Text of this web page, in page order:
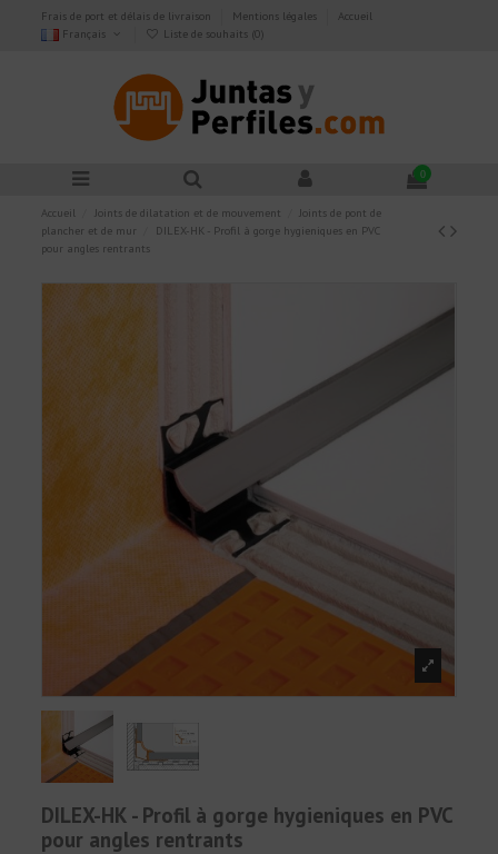
Frais de port et délais de livraison Mentions légales
Accueil
Français
Liste de souhaits (0)
0
Accueil Joints de dilatation et de mouvement
Joints de pont de
plancher et de mur
DILEX-HK - Profil à gorge hygieniques en PVC
pour angles rentrants
DILEX-HK - Profil à gorge hygieniques en PVC
pour angles rentrants